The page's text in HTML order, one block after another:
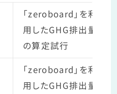
「zeroboard」を利
用したGHG排出量
の算定試行
「zeroboard」を利
用したGHG排出量